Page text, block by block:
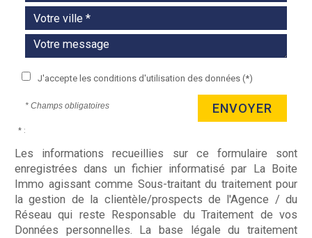
J'accepte les conditions d'utilisation des données (*)
* Champs obligatoires ENVOYER
* :
Les informations recueillies sur ce formulaire sont
enregistrées dans un fichier informatisé par La Boite
Immo agissant comme Sous-traitant du traitement pour
la gestion de la clientèle/prospects de l'Agence / du
Réseau qui reste Responsable du Traitement de vos
Données personnelles. La base légale du traitement